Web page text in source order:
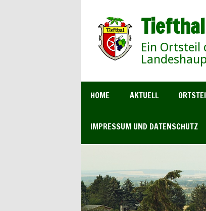
Tiefthal
Ein Ortsteil
HOME AKTUELL
IMPRESSUM UND DATENSCHUTZ